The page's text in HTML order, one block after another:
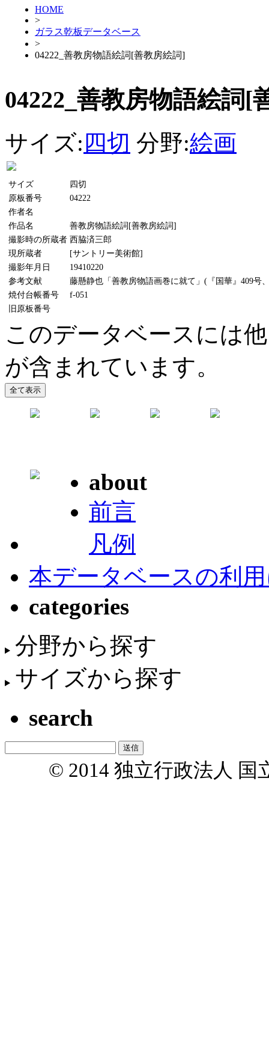
HOME
>
ガラス乾板データベース
>
04222_善教房物語絵詞[善教房絵詞]
04222_善教房物語絵詞[
サイズ: 四切 分野:絵画
サイズ
四切
原板番号
04222
作者名
作品名
善教房物語絵詞[善教房絵詞]
撮影時の所蔵者 西脇済三郎
現所蔵者
[サントリー美術館]
撮影年月日
19410220
参考文献
藤懸静也「善教房物語画巻に就て」(『国華』409号
焼付台帳番号
f-051
旧原板番号
このデータベースには
が含まれています。
about
前言
凡例
本データベースの利
categories
分野から探す
サイズから探す
search
© 2014 独立行政法人 国